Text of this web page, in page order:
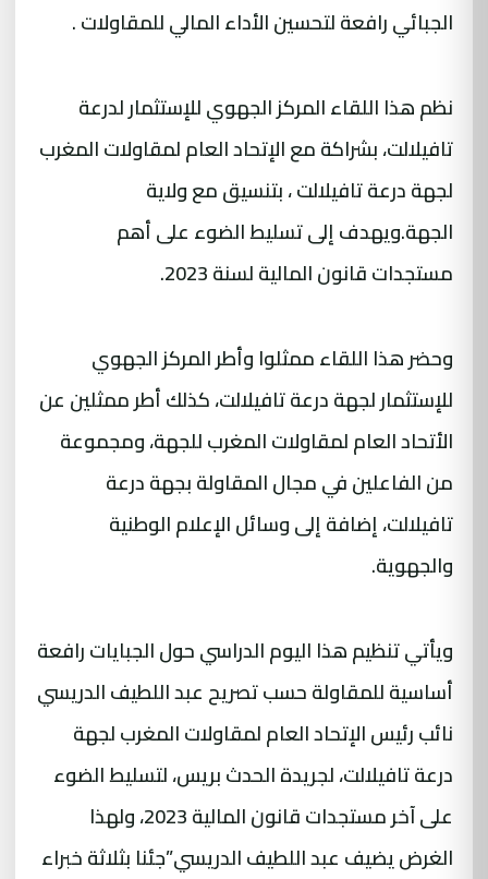
الجبائي رافعة لتحسين الأداء المالي للمقاولات .
نظم هذا اللقاء المركز الجهوي للإستثمار لدرعة
تافيلالت، بشراكة مع الإتحاد العام لمقاولات المغرب
لجهة درعة تافيلالت ، بتنسيق مع ولاية
الجهة.ويهدف إلى تسليط الضوء على أهم
مستجدات قانون المالية لسنة 2023.
وحضر هذا اللقاء ممثلوا وأطر المركز الجهوي
للإستثمار لجهة درعة تافيلالت، كذلك أطر ممثلين عن
الأتحاد العام لمقاولات المغرب للجهة، ومجموعة
من الفاعلين في مجال المقاولة بجهة درعة
تافيلالت، إضافة إلى وسائل الإعلام الوطنية
والجهوية.
ويأتي تنظيم هذا اليوم الدراسي حول الجبايات رافعة
أساسية للمقاولة حسب تصريح عبد اللطيف الدريسي
نائب رئيس الإتحاد العام لمقاولات المغرب لجهة
درعة تافيلالت، لجريدة الحدث بريس، لتسليط الضوء
على آخر مستجدات قانون المالية 2023، ولهذا
الغرض يضيف عبد اللطيف الدريسي”جئنا بثلاثة خبراء